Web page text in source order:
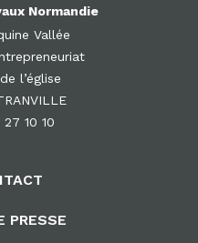
Normandie
Vallée
l’église
10 10
PRESSE